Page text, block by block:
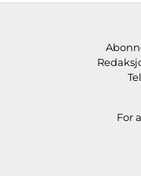
For